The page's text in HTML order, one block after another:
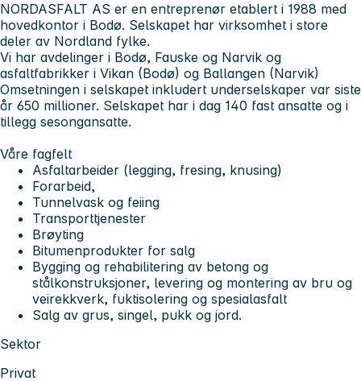
NORDASFALT AS er en entreprenør etablert i 1988 med
hovedkontor i Bodø. Selskapet har virksomhet i store
deler av Nordland fylke.
Vi har avdelinger i Bodø, Fauske og Narvik og
asfaltfabrikker i Vikan (Bodø) og Ballangen (Narvik)
Omsetningen i selskapet inkludert underselskaper var siste
år 650 millioner. Selskapet har i dag 140 fast ansatte og i
tillegg sesongansatte.
Våre fagfelt
Asfaltarbeider (legging, fresing, knusing)
Forarbeid,
Tunnelvask og feiing
Transporttjenester
Brøyting
Bitumenprodukter for salg
Bygging og rehabilitering av betong og
stålkonstruksjoner, levering og montering av bru og
veirekkverk, fuktisolering og spesialasfalt
Salg av grus, singel, pukk og jord.
Sektor
Privat